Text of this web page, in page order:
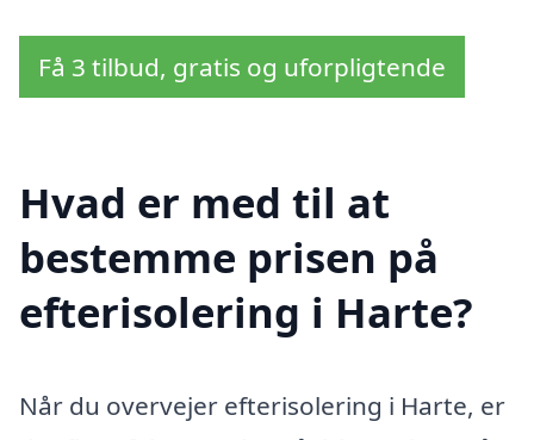
Få 3 tilbud, gratis og uforpligtende
Hvad er med til at
bestemme prisen på
efterisolering i Harte?
Når du overvejer efterisolering i Harte, er